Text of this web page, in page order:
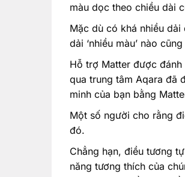
màu dọc theo chiều dài
Mặc dù có khá nhiều
dải ‘nhiều màu’ nào
Hỗ trợ Matter được
qua trung tâm Aqara đã
minh của bạn bằng
Một số người cho rằng
đó.
Chẳng hạn, điều tương
năng tương thích của